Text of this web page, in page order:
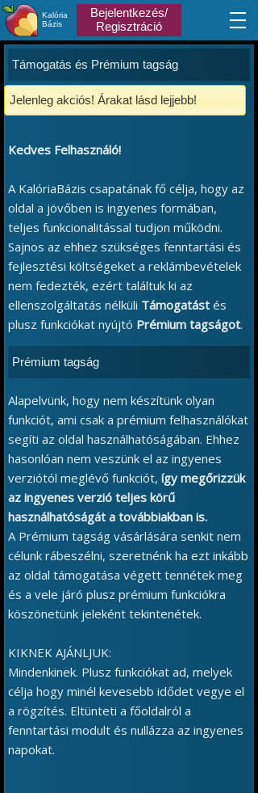
Kalória
Bázis
Bejelentkezés/
Regisztráció
Támogatás és Prémium tagság
Jelenleg akciós! Árakat lásd lejjebb!
Kedves Felhasználó!
A KalóriaBázis csapatának fő célja, hogy az
oldal a jövőben is ingyenes formában,
teljes funkcionalitással tudjon működni.
Sajnos az ehhez szükséges fenntartási és
fejlesztési költségeket a reklámbevételek
nem fedezték, ezért találtuk ki az
ellenszolgáltatás nélküli Támogatást és
plusz funkciókat nyújtó Prémium tagságot.
Prémium tagság
Alapelvünk, hogy nem készítünk olyan
funkciót, ami csak a prémium felhasználókat
segíti az oldal használhatóságában. Ehhez
hasonlóan nem veszünk el az ingyenes
verziótól meglévő funkciót, így megőrizzük
az ingyenes verzió teljes körű
használhatóságát a továbbiakban is.
A Prémium tagság vásárlására senkit nem
célunk rábeszélni, szeretnénk ha ezt inkább
az oldal támogatása végett tennétek meg
és a vele járó plusz prémium funkciókra
köszönetünk jeleként tekintenétek.
KIKNEK AJÁNLJUK:
Mindenkinek. Plusz funkciókat ad, melyek
célja hogy minél kevesebb idődet vegye el
a rögzítés. Eltünteti a főoldalról a
fenntartási modult és nullázza az ingyenes
napokat.